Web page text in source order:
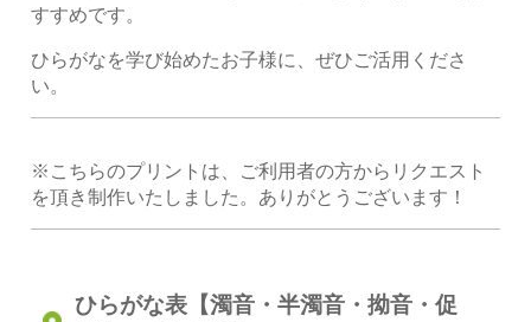
すすめです。
ひらがなを学び始めたお子様に、ぜひご活用くださ
い。
※こちらのプリントは、ご利用者の方からリクエスト
を頂き制作いたしました。ありがとうございます！
ひらがな表【濁音・半濁音・拗音・促